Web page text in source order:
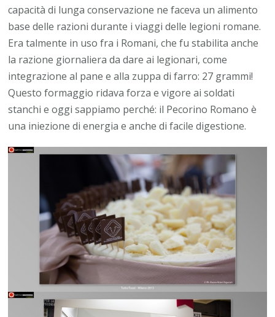
capacità di lunga conservazione ne faceva un alimento
base delle razioni durante i viaggi delle legioni romane.
Era talmente in uso fra i Romani, che fu stabilita anche
la razione giornaliera da dare ai legionari, come
integrazione al pane e alla zuppa di farro: 27 grammi!
Questo formaggio ridava forza e vigore ai soldati
stanchi e oggi sappiamo perché: il Pecorino Romano è
una iniezione di energia e anche di facile digestione.